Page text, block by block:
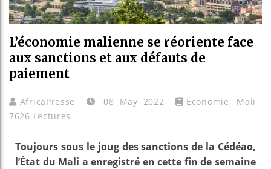
L’économie malienne se réoriente face
aux sanctions et aux défauts de
paiement
AfricaPresse 08 May 2022 Économie, Mali
7626 Lectures
Toujours sous le joug des sanctions de la Cédéao,
l’État du Mali a enregistré en cette fin de semaine